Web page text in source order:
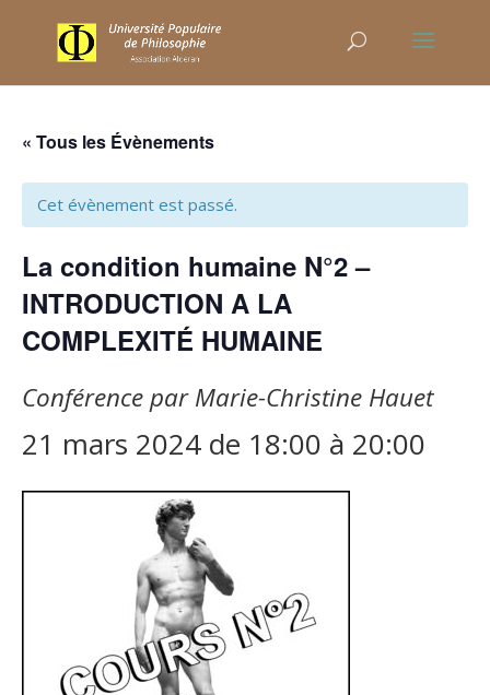
« Tous les Évènements
Cet évènement est passé.
La condition humaine N°2 –
INTRODUCTION A LA
COMPLEXITÉ HUMAINE
Conférence par Marie-Christine Hauet
21 mars 2024 de 18:00 à 20:00